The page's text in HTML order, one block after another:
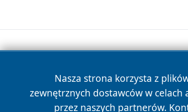
Nasza strona korzysta z
zewnętrznych dostawców w
przez naszych partnerów.